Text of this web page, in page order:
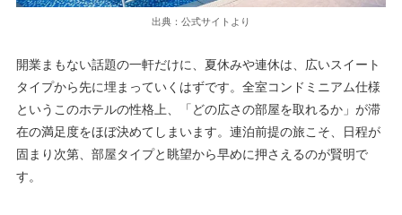
出典：公式サイトより
開業まもない話題の一軒だけに、夏休みや連休は、広いスイート
タイプから先に埋まっていくはずです。全室コンドミニアム仕様
というこのホテルの性格上、「どの広さの部屋を取れるか」が滞
在の満足度をほぼ決めてしまいます。連泊前提の旅こそ、日程が
固まり次第、部屋タイプと眺望から早めに押さえるのが賢明で
す。